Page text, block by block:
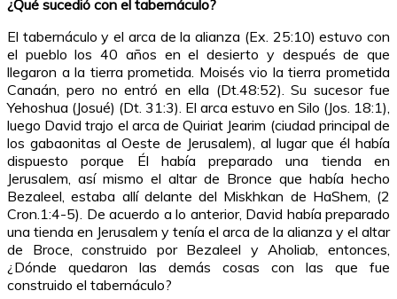
¿Qué sucedió con el tabernáculo?
El tabernáculo y el arca de la alianza (Ex. 25:10) estuvo con
el pueblo los 40 años en el desierto y después de que
llegaron a la tierra prometida. Moisés vio la tierra prometida
Canaán, pero no entró en ella (Dt.48:52). Su sucesor fue
Yehoshua (Josué) (Dt. 31:3). El arca estuvo en Silo (Jos. 18:1),
luego David trajo el arca de Quiriat Jearim (ciudad principal de
los gabaonitas al Oeste de Jerusalem), al lugar que él había
dispuesto porque Él había preparado una tienda en
Jerusalem, así mismo el altar de Bronce que había hecho
Bezaleel, estaba allí delante del Miskhkan de HaShem, (2
Cron.1:4-5). De acuerdo a lo anterior, David había preparado
una tienda en Jerusalem y tenía el arca de la alianza y el altar
de Broce, construido por Bezaleel y Aholiab, entonces,
¿Dónde quedaron las demás cosas con las que fue
construido el tabernáculo?